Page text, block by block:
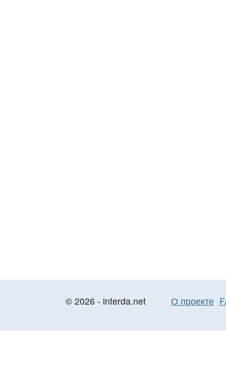
© 2026 - interda.net О проекте